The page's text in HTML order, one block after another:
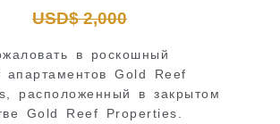
USD$ 2,000
в роскошный
апартаментов Gold Reef
расположенный в закрытом
Gold Reef Properties.